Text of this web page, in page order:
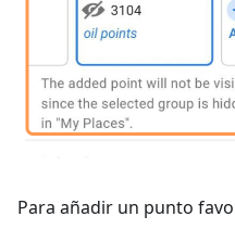
Para añadir un punto